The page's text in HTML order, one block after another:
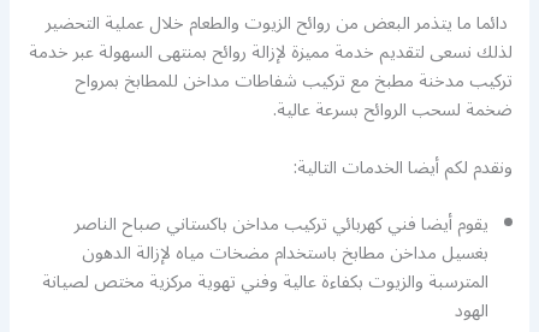
دائما ما يتذمر البعض من روائح الزيوت والطعام خلال عملية التحضير
لذلك نسعى لتقديم خدمة مميزة لإزالة روائح بمنتهى السهولة عبر خدمة
تركيب مدخنة مطبخ مع تركيب شفاطات مداخن للمطابخ بمرواح
ضخمة لسحب الروائح بسرعة عالية.
ونقدم لكم أيضا الخدمات التالية:
يقوم أيضا فني كهربائي تركيب مداخن باكستاني صباح الناصر
بغسيل مداخن مطابخ باستخدام مضخات مياه لإزالة الدهون
المترسبة والزيوت بكفاءة عالية وفني تهوية مركزية مختص لصيانة
الهود